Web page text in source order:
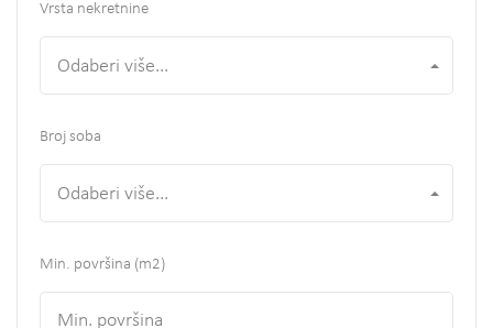
Vrsta nekretnine
Odaberi više...
Broj soba
Odaberi više...
Min. površina (m2)